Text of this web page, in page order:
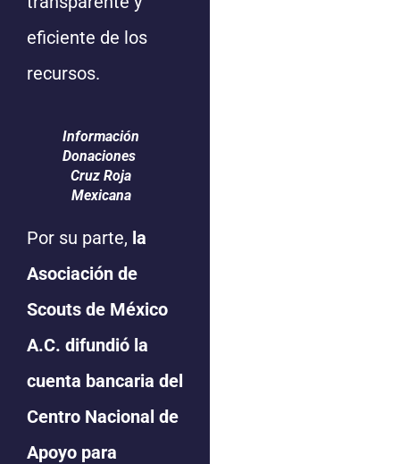
eficiente de los
recursos.
Información
Donaciones
Cruz Roja
Mexicana
Por su parte, la
Asociación de
Scouts de México
A.C. difundió la
cuenta bancaria del
Centro Nacional de
Apoyo para